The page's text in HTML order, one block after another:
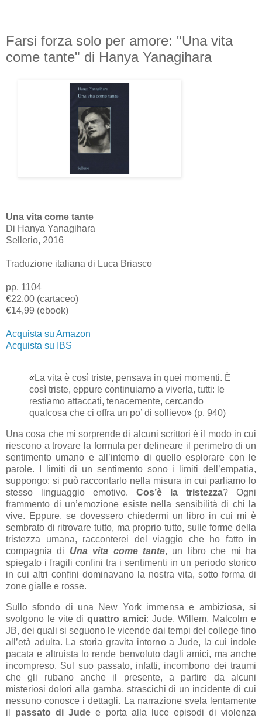
Farsi forza solo per amore: "Una vita
come tante" di Hanya Yanagihara
Una vita come tante
Di Hanya Yanagihara
Sellerio, 2016
Traduzione italiana di Luca Briasco
pp. 1104
€22,00 (cartaceo)
€14,99 (ebook)
Acquista su Amazon
Acquista su IBS
« La vita è così triste, pensava in quei momenti. È
così triste, eppure continuiamo a viverla, tutti: le
restiamo attaccati, tenacemente, cercando
qualcosa che ci offra un po’ di sollievo» (p. 940)
Una cosa che mi sorprende di alcuni scrittori è il modo in cui
riescono a trovare la formula per delineare il perimetro di un
sentimento umano e all’interno di quello esplorare con le
parole. I limiti di un sentimento sono i limiti dell’empatia,
suppongo: si può raccontarlo nella misura in cui parliamo lo
stesso linguaggio emotivo. Cos’è la tristezza? Ogni
frammento di un’emozione esiste nella sensibilità di chi la
vive. Eppure, se dovessero chiedermi un libro in cui mi è
sembrato di ritrovare tutto, ma proprio tutto, sulle forme della
tristezza umana, racconterei del viaggio che ho fatto in
compagnia di Una vita come tante, un libro che mi ha
spiegato i fragili confini tra i sentimenti in un periodo storico
in cui altri confini dominavano la nostra vita, sotto forma di
zone gialle e rosse.
Sullo sfondo di una New York immensa e ambiziosa, si
svolgono le vite diquattro amici: Jude, Willem, Malcolm e
JB, dei quali si seguono le vicende dai tempi del college fino
all’età adulta. La storia gravita intorno a Jude, la cui indole
pacata e altruista lo rende benvoluto dagli amici, ma anche
incompreso. Sul suo passato, infatti, incombono dei traumi
che gli rubano anche il presente, a partire da alcuni
misteriosi dolori alla gamba, strascichi di un incidente di cui
nessuno conosce i dettagli. La narrazione svela lentamente
il passato di Jude e porta alla luce episodi di violenza